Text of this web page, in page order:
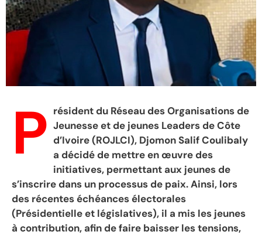
P résident du Réseau des Organisations de
Jeunesse et de jeunes Leaders de Côte
d’Ivoire (ROJLCI), Djomon Salif Coulibaly
a décidé de mettre en œuvre des
initiatives, permettant aux jeunes de
s’inscrire dans un processus de paix. Ainsi, lors
des récentes échéances électorales
(Présidentielle et législatives), il a mis les jeunes
à contribution, afin de faire baisser les tensions,